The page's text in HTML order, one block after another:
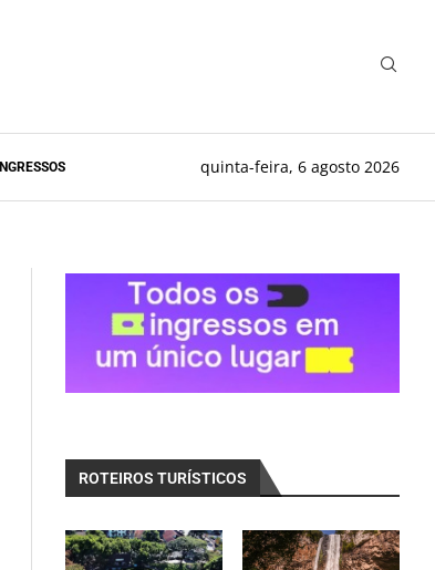
INGRESSOS quinta-feira, 6 agosto 2026
ROTEIROS TURÍSTICOS